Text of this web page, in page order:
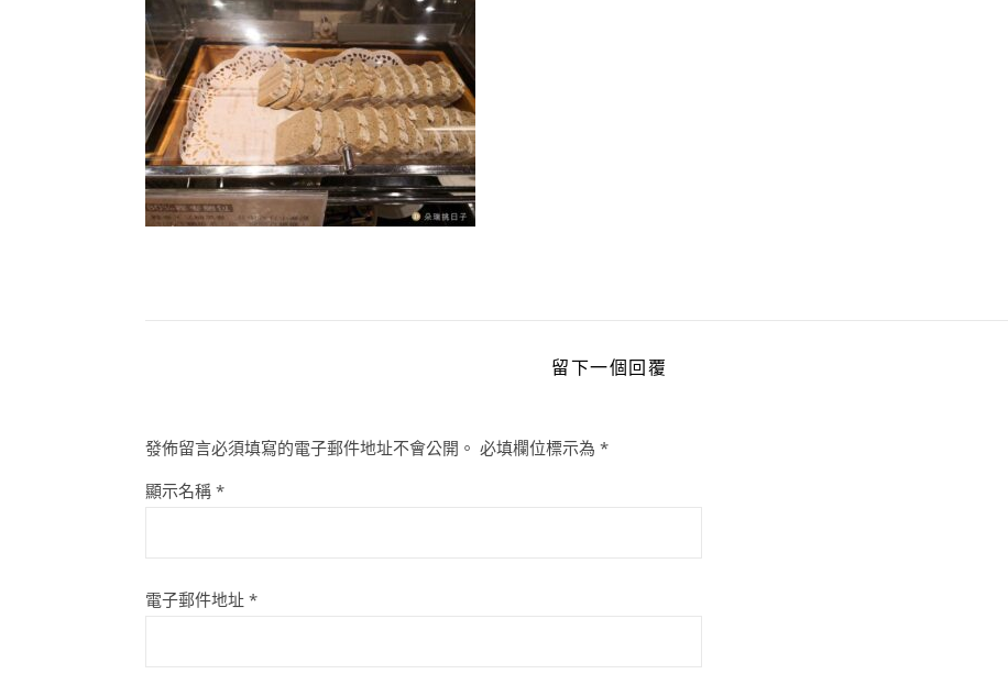
留下一個回覆
發佈留言必須填寫的電子郵件地址不會公開。 必填欄位標示為 *
顯示名稱 *
電子郵件地址 *